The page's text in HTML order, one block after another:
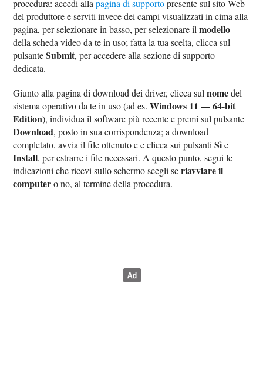
procedura: accedi allapagina di supportopresente sul sito Web
del produttore e serviti invece dei campi visualizzati in cima alla
pagina, per selezionare in basso, per selezionare ilmodello
della scheda video da te in uso; fatta la tua scelta, clicca sul
pulsanteSubmit, per accedere alla sezione di supporto
dedicata.
Giunto alla pagina di download dei driver, clicca sulnomedel
sistema operativo da te in uso (ad es.Windows 11 — 64-bit
Edition), individua il software più recente e premi sul pulsante
Download, posto in sua corrispondenza; a download
completato, avvia il file ottenuto e e clicca sui pulsantiSìe
Install, per estrarre i file necessari. A questo punto, segui le
indicazioni che ricevi sullo schermo scegli seriavviare il
computero no, al termine della procedura.